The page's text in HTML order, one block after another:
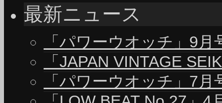
最新ニュース
「パワーウオッチ」9
「JAPAN VINTAGE
「パワーウオッチ」7